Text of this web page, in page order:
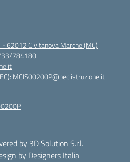
- 62012 Civitanova Marche (MC)
784180
MCIS00200P@pec.istruzione.it
by 3D Solution S.r.l.
by Designers Italia